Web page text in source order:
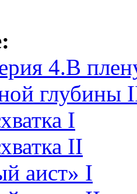
4.В
глубины
I
II
аист» I